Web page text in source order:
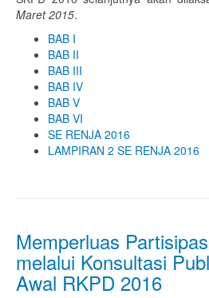
Maret 2015.
BAB I
BAB II
BAB III
BAB IV
BAB V
BAB VI
SE RENJA 2016
LAMPIRAN 2 SE RENJA 2016
Memperluas
melalui Konsultasi
Awal RKPD 2016